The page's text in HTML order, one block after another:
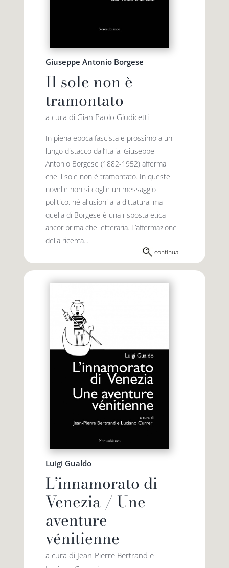
Giuseppe Antonio Borgese
Il sole non è
tramontato
a cura di Gian Paolo Giudicetti
In piena epoca fascista e prossimo a un
lungo distacco dall’Italia, Giuseppe
Antonio Borgese (1882-1952) afferma
che il sole non è tramontato. In queste
novelle non si coglie un messaggio
politico, né allusioni alla dittatura, ma
quella di Borgese è una risposta etica
ancor prima che letteraria. L’affermazione
della ricerca...
continua
Luigi Gualdo
L’innamorato di
Venezia / Une
aventure
vénitienne
a cura di Jean-Pierre Bertrand e